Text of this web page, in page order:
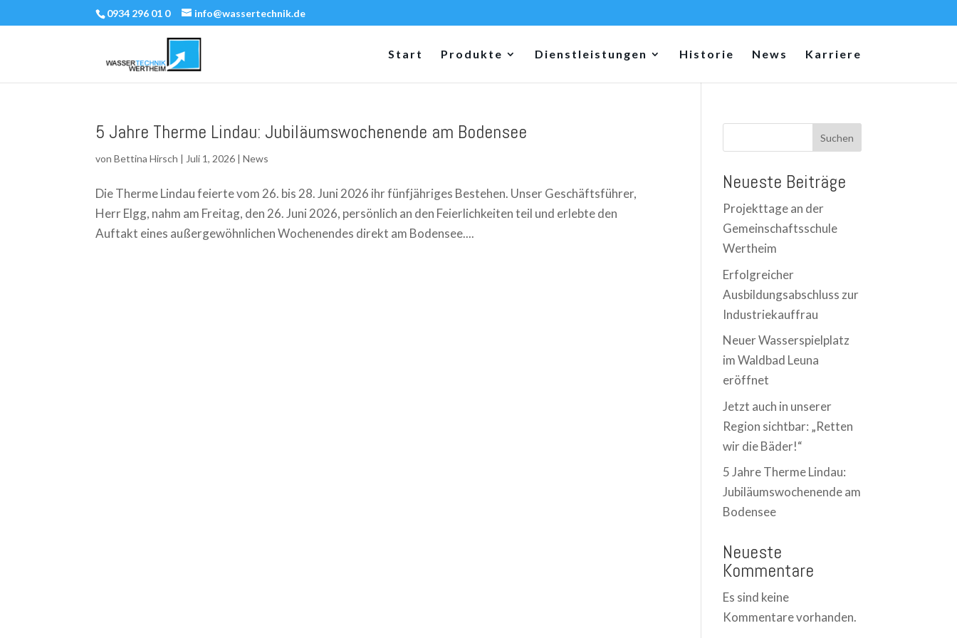
0934 296 01 0 info@wassertechnik.de
Start Produkte Dienstleistungen Historie News Karriere
5 Jahre Therme Lindau: Jubiläumswochenende am Bodensee
vonBettina Hirsch | Juli 1, 2026 |News
Die Therme Lindau feierte vom 26. bis 28. Juni 2026 ihr fünfjähriges Bestehen. Unser Geschäftsführer,
Herr Elgg, nahm am Freitag, den 26. Juni 2026, persönlich an den Feierlichkeiten teil und erlebte den
Auftakt eines außergewöhnlichen Wochenendes direkt am Bodensee....
Suchen
Neueste Beiträge
Projekttage an der
Gemeinschaftsschule
Wertheim
Erfolgreicher
Ausbildungsabschluss zur
Industriekauffrau
Neuer Wasserspielplatz
im Waldbad Leuna
eröffnet
Jetzt auch in unserer
Region sichtbar: „Retten
wir die Bäder!“
5 Jahre Therme Lindau:
Jubiläumswochenende am
Bodensee
Neueste
Kommentare
Es sind keine
Kommentare vorhanden.